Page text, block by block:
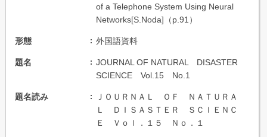
of a Telephone System Using Neural
Networks[S.Noda]（p.91）
形態 外国語資料
題名
JOURNAL OF NATURAL DISASTER
SCIENCE Vol.15 No.1
題名読み
ＪＯＵＲＮＡＬ ＯＦ ＮＡＴＵＲＡ
Ｌ ＤＩＳＡＳＴＥＲ ＳＣＩＥＮＣ
Ｅ Ｖｏｌ．１５ Ｎｏ．１